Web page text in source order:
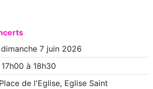
dimanche 7 juin 2026
à 18h30
de l'Eglise, Eglise Saint